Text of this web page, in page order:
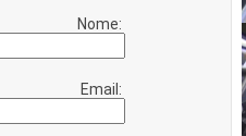
Nome:
Email: